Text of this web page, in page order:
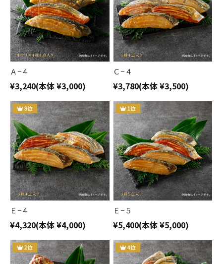
Ａ−４
¥3,240(本体 ¥3,000)
Ｃ−４
¥3,780(本体 ¥3,500)
Ｅ−４
¥4,320(本体 ¥4,000)
Ｅ−５
¥5,400(本体 ¥5,000)